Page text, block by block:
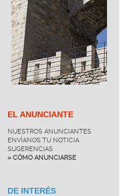
EL ANUNCIANTE
NUESTROS ANUNCIANTES
ENVÍANOS TU NOTICIA
SUGERENCIAS
» CÓMO ANUNCIARSE
DE INTERÉS